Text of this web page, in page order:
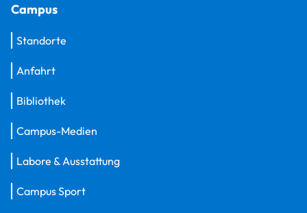
Campus
Standorte
Anfahrt
Bibliothek
Campus-Medien
Labore & Ausstattung
Campus Sport